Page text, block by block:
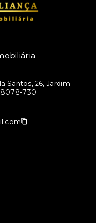
Santos, 26, Jardim
730